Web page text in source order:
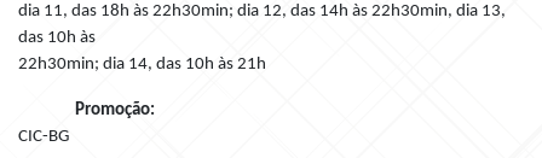
dia 11, das 18h às 22h30min; dia 12, das 14h às 22h30min, dia 13,
das 10h às
22h30min; dia 14, das 10h às 21h
Promoção:
CIC-BG